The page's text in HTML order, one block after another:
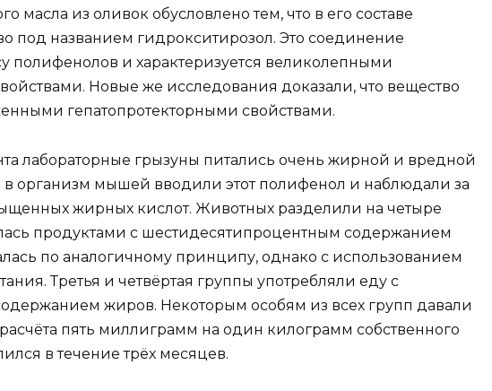
масла из оливок обусловлено тем, что в его составе
под названием гидрокситирозол. Это соединение
полифенолов и характеризуется великолепными
Новые же исследования доказали, что вещество
гепатопротекторными свойствами.
лабораторные грызуны питались очень жирной и вредной
организм мышей вводили этот полифенол и наблюдали за
жирных кислот. Животных разделили на четыре
продуктами с шестидесятипроцентным содержанием
по аналогичному принципу, однако с использованием
Третья и четвёртая группы употребляли еду с
жиров. Некоторым особям из всех групп давали
пять миллиграмм на один килограмм собственного
в течение трёх месяцев.